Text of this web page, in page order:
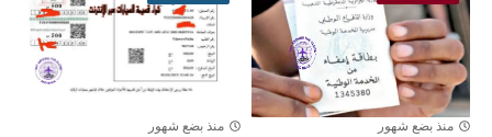
منذ بضع شهور منذ بضع شهور